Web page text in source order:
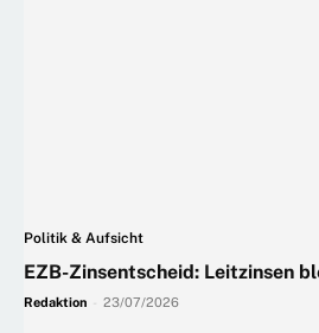
Politik & Aufsicht
EZB-Zinsentscheid: Leitzinsen
Redaktion 23/07/2026